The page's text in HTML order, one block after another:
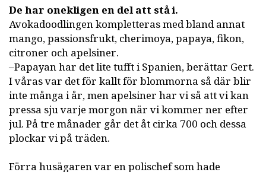
De har onekligen en del att stå i.
Avokadoodlingen kompletteras med bland annat
mango, passionsfrukt, cherimoya, papaya, fikon,
citroner och apelsiner.
–Papayan har det lite tufft i Spanien, berättar Gert.
I våras var det för kallt för blommorna så där blir
inte många i år, men apelsiner har vi så att vi kan
pressa sju varje morgon när vi kommer ner efter
jul. På tre månader går det åt cirka 700 och dessa
plockar vi på träden.
Förra husägaren var en polischef som hade